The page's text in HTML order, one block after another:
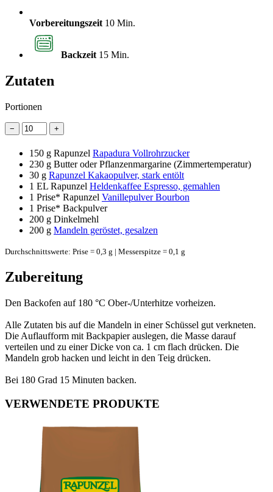
Vorbereitungszeit 10 Min.
Backzeit 15 Min.
Zutaten
Portionen
− +
150 g Rapunzel Rapadura Vollrohrzucker
230 g Butter oder Pflanzenmargarine (Zimmertemperatur)
30 g Rapunzel Kakaopulver, stark entölt
1 EL Rapunzel Heldenkaffee Espresso, gemahlen
1 Prise* Rapunzel Vanillepulver Bourbon
1 Prise* Backpulver
200 g Dinkelmehl
200 g Mandeln geröstet, gesalzen
Durchschnittswerte: Prise = 0,3 g | Messerspitze = 0,1 g
Zubereitung
Den Backofen auf 180 °C Ober-/Unterhitze vorheizen.
Alle Zutaten bis auf die Mandeln in einer Schüssel gut verkneten.
Die Auflaufform mit Backpapier auslegen, die Masse darauf
verteilen und zu einer Dicke von ca. 1 cm flach drücken. Die
Mandeln grob hacken und leicht in den Teig drücken.
Bei 180 Grad 15 Minuten backen.
VERWENDETE PRODUKTE